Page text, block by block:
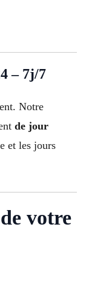
– 7j/7
Notre
de jour
et les jours
votre